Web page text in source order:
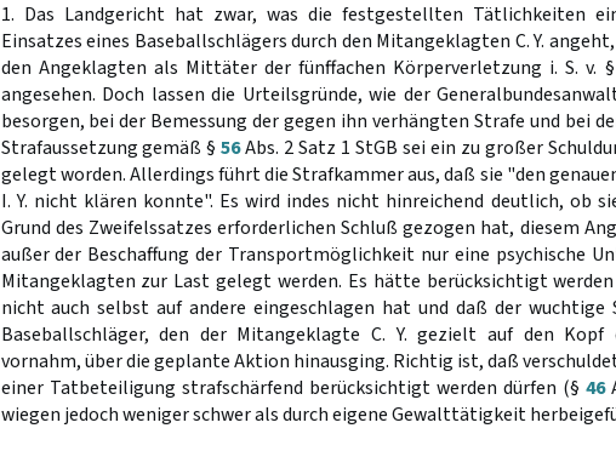
1. Das Landgericht hat zwar, was die festgestellten Tätlichkeiten
Einsatzes eines Baseballschlägers durch den Mitangeklagten C. Y.
den Angeklagten als Mittäter der fünffachen Körperverletzung i. S. v. §
angesehen. Doch lassen die Urteilsgründe, wie der
besorgen, bei der Bemessung der gegen ihn verhängten Strafe und bei
Strafaussetzung gemäß §56Abs. 2 Satz 1 StGB sei ein zu großer
gelegt worden. Allerdings führt die Strafkammer aus, daß sie "den
I. Y. nicht klären konnte". Es wird indes nicht hinreichend deutlich, ob
Grund des Zweifelssatzes erforderlichen Schluß gezogen hat, diesem
außer der Beschaffung der Transportmöglichkeit nur eine psychische
Mitangeklagten zur Last gelegt werden. Es hätte berücksichtigt
nicht auch selbst auf andere eingeschlagen hat und daß der wuchtige
Baseballschläger, den der Mitangeklagte C. Y. gezielt auf den Kopf
vornahm, über die geplante Aktion hinausging. Richtig ist, daß
einer Tatbeteiligung strafschärfend berücksichtigt werden dürfen (§ 46
wiegen jedoch weniger schwer als durch eigene Gewalttätigkeit